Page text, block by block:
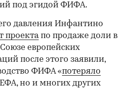
под эгидой ФИФА.
давления Инфантино
проектапо продаже доли в
европейских
после этого заявили,
ФИФА «потеряло
но и многих других